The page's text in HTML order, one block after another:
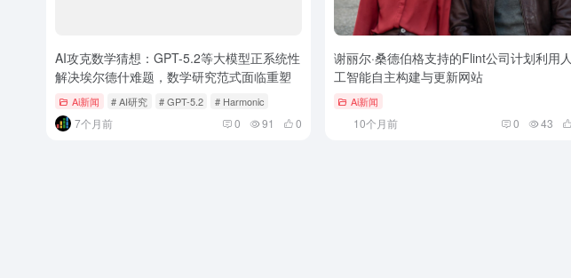
AI攻克数学猜想：GPT-5.2等大模型正系统性
解决埃尔德什难题，数学研究范式面临重塑
Ai新闻 # AI研究 # GPT-5.2 # Harmonic
7个月前 0 91 0
谢丽尔·桑德伯格支持的Flint公司计划利用人
工智能自主构建与更新网站
Ai新闻
10个月前 0 43